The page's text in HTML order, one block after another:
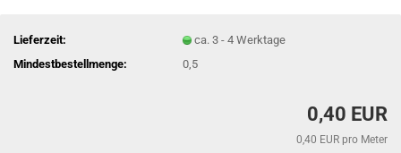
Lieferzeit:
ca. 3 - 4 Werktage
Mindestbestellmenge:
0,5
0,40 EUR
0,40 EUR pro Meter